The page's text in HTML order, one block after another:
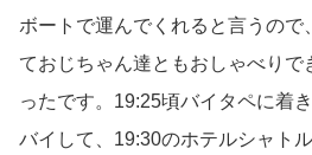
ボートで運んでくれると言うので
ておじちゃん達ともおしゃべり
ったです。19:25頃バイタペに着
バイして、19:30のホテルシャト